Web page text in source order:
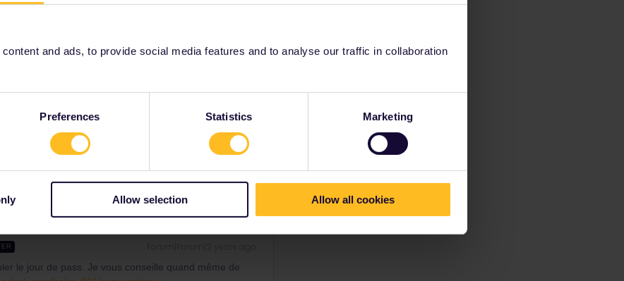
and ads, to provide social media features and to analyse our traffic in collaboration
Preferences Statistics Marketing
Allow selection Allow all cookies
le jour de pass. Je vous conseille quand
le jour de pass. Je vous conseille quand même de